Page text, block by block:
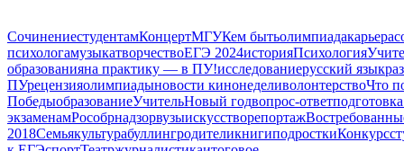
СочинениестудентамКонцертМГУКем бытьолимпиадакарьера
психологамузыкатворчествоЕГЭ 2024историяПсихология
образованияна практику — в ПУ!исследованиерусский язык
ПУрецензияолимпиадыновости кинонеделиволонтерствоЧто
ПобедыобразованиеУчительНовый годвопрос-ответ
экзаменамРособрнадзорвузыискусстворепортаж
2018СемьякультурабуллингродителикнигиподросткиКонкурс